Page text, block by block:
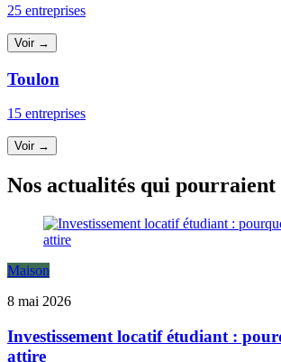
25 entreprises
Voir →
Toulon
15 entreprises
Voir →
Nos actualités qui pourraient
Maison
8 mai 2026
Investissement locatif étudiant :
attire